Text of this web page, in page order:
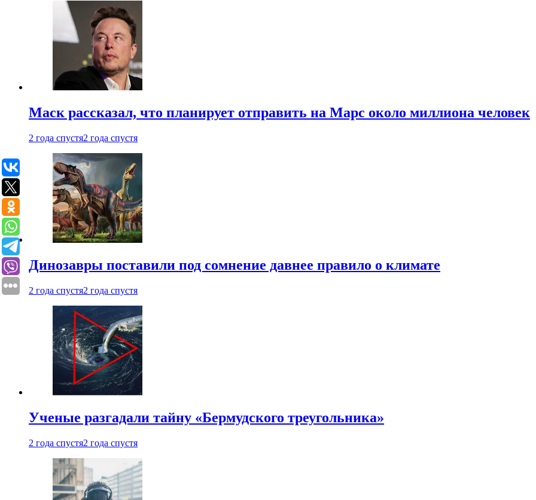
Маск рассказал, что планирует отправить на Марс около миллиона человек
2 года спустя2 года спустя
Динозавры поставили под сомнение давнее правило о климате
2 года спустя2 года спустя
Ученые разгадали тайну «Бермудского треугольника»
2 года спустя2 года спустя